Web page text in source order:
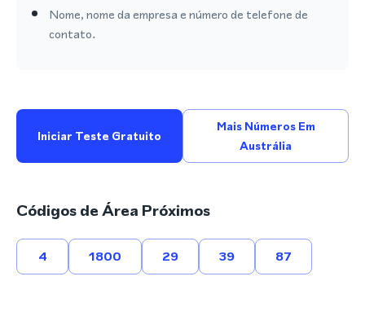
Nome, nome da empresa e número de telefone de
contato.
Iniciar Teste Gratuito
Mais Números Em
Austrália
Códigos de Área Próximos
4 1800 29 39 87